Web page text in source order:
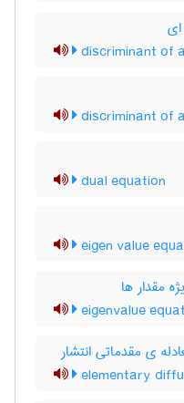
discriminant of
discriminant of
dual equation
eigen value
مقدار ها
eigenvalue
ی مقدماتی انتشار
elementary